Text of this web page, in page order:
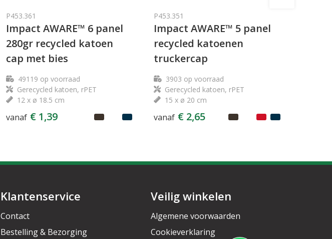
P453.361
Impact AWARE™ 6 panel
280gr recycled katoen
cap met bies
49119 op voorraad
Gerecycled katoen, rPET
12 x ø 18.5 cm
vanaf € 1,39
P453.351
Impact AWARE™ 5 panel
recycled katoenen
truckercap
3903 op voorraad
Gerecycled katoen, rPET
15 x ø 20 cm
vanaf € 2,65
Klantenservice
Contact
Bestelling & Bezorging
Veilig winkelen
Algemene voorwaarden
Cookieverklaring